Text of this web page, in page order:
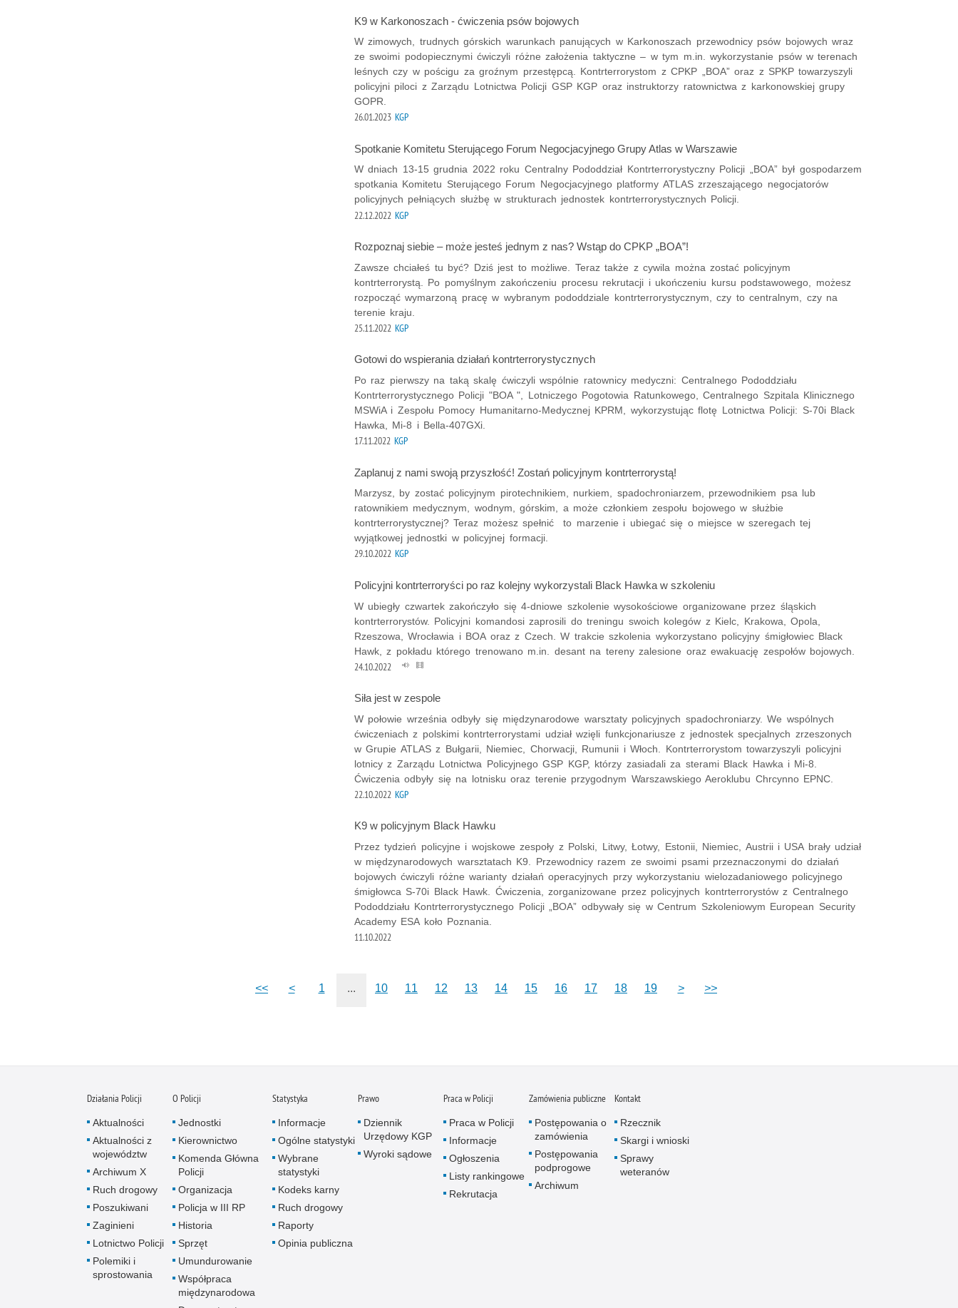
K9 w Karkonoszach - ćwiczenia psów bojowych
W zimowych, trudnych górskich warunkach panujących w Karkonoszach przewodnicy psów bojowych wraz
ze swoimi podopiecznymi ćwiczyli różne założenia taktyczne – w tym m.in. wykorzystanie psów w terenach
leśnych czy w pościgu za groźnym przestępcą. Kontrterrorystom z CPKP „BOA” oraz z SPKP towarzyszyli
policyjni piloci z Zarządu Lotnictwa Policji GSP KGP oraz instruktorzy ratownictwa z karkonowskiej grupy
GOPR.
26.01.2023 KGP
Spotkanie Komitetu Sterującego Forum Negocjacyjnego Grupy Atlas w Warszawie
W dniach 13-15 grudnia 2022 roku Centralny Pododdział Kontrterrorystyczny Policji „BOA” był gospodarzem
spotkania Komitetu Sterującego Forum Negocjacyjnego platformy ATLAS zrzeszającego negocjatorów
policyjnych pełniących służbę w strukturach jednostek kontrterrorystycznych Policji.
22.12.2022 KGP
Rozpoznaj siebie – może jesteś jednym z nas? Wstąp do CPKP „BOA”!
Zawsze chciałeś tu być? Dziś jest to możliwe. Teraz także z cywila można zostać policyjnym
kontrterrorystą. Po pomyślnym zakończeniu procesu rekrutacji i ukończeniu kursu podstawowego, możesz
rozpocząć wymarzoną pracę w wybranym pododdziale kontrterrorystycznym, czy to centralnym, czy na
terenie kraju.
25.11.2022 KGP
Gotowi do wspierania działań kontrterrorystycznych
Po raz pierwszy na taką skalę ćwiczyli wspólnie ratownicy medyczni: Centralnego Pododdziału
Kontrterrorystycznego Policji "BOA ", Lotniczego Pogotowia Ratunkowego, Centralnego Szpitala Klinicznego
MSWiA i Zespołu Pomocy Humanitarno-Medycznej KPRM, wykorzystując flotę Lotnictwa Policji: S-70i Black
Hawka, Mi-8 i Bella-407GXi.
17.11.2022 KGP
Zaplanuj z nami swoją przyszłość! Zostań policyjnym kontrterrorystą!
Marzysz, by zostać policyjnym pirotechnikiem, nurkiem, spadochroniarzem, przewodnikiem psa lub
ratownikiem medycznym, wodnym, górskim, a może członkiem zespołu bojowego w służbie
kontrterrorystycznej? Teraz możesz spełnić to marzenie i ubiegać się o miejsce w szeregach tej
wyjątkowej jednostki w policyjnej formacji.
29.10.2022 KGP
Policyjni kontrterroryści po raz kolejny wykorzystali Black Hawka w szkoleniu
W ubiegły czwartek zakończyło się 4-dniowe szkolenie wysokościowe organizowane przez śląskich
kontrterrorystów. Policyjni komandosi zaprosili do treningu swoich kolegów z Kielc, Krakowa, Opola,
Rzeszowa, Wrocławia i BOA oraz z Czech. W trakcie szkolenia wykorzystano policyjny śmigłowiec Black
Hawk, z pokładu którego trenowano m.in. desant na tereny zalesione oraz ewakuację zespołów bojowych.
24.10.2022
Siła jest w zespole
W połowie września odbyły się międzynarodowe warsztaty policyjnych spadochroniarzy. We wspólnych
ćwiczeniach z polskimi kontrterrorystami udział wzięli funkcjonariusze z jednostek specjalnych zrzeszonych
w Grupie ATLAS z Bułgarii, Niemiec, Chorwacji, Rumunii i Włoch. Kontrterrorystom towarzyszyli policyjni
lotnicy z Zarządu Lotnictwa Policyjnego GSP KGP, którzy zasiadali za sterami Black Hawka i Mi-8.
Ćwiczenia odbyły się na lotnisku oraz terenie przygodnym Warszawskiego Aeroklubu Chrcynno EPNC.
22.10.2022 KGP
K9 w policyjnym Black Hawku
Przez tydzień policyjne i wojskowe zespoły z Polski, Litwy, Łotwy, Estonii, Niemiec, Austrii i USA brały udział
w międzynarodowych warsztatach K9. Przewodnicy razem ze swoimi psami przeznaczonymi do działań
bojowych ćwiczyli różne warianty działań operacyjnych przy wykorzystaniu wielozadaniowego policyjnego
śmigłowca S-70i Black Hawk. Ćwiczenia, zorganizowane przez policyjnych kontrterrorystów z Centralnego
Pododdziału Kontrterrorystycznego Policji „BOA” odbywały się w Centrum Szkoleniowym European Security
Academy ESA koło Poznania.
11.10.2022
<< < 1 ... 10 11 12 13 14 15 16 17 18 19 > >>
Działania Policji
Aktualności
Aktualności z
województw
Archiwum X
Ruch drogowy
Poszukiwani
Zaginieni
Lotnictwo Policji
Polemiki i
sprostowania
O Policji
Jednostki
Kierownictwo
Komenda Główna
Policji
Organizacja
Policja w III RP
Historia
Sprzęt
Umundurowanie
Współpraca
międzynarodowa
Statystyka
Informacje
Ogólne statystyki
Wybrane
statystyki
Kodeks karny
Ruch drogowy
Raporty
Opinia publiczna
Prawo
Dziennik
Urzędowy KGP
Wyroki sądowe
Praca w Policji
Praca w Policji
Informacje
Ogłoszenia
Listy rankingowe
Rekrutacja
Zamówienia publiczne
Postępowania o
zamówienia
Postępowania
podprogowe
Archiwum
Kontakt
Rzecznik
Skargi i wnioski
Sprawy
weteranów